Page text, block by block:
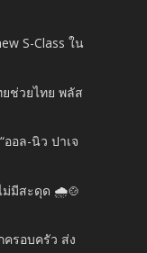
S-Class ใน
ยช่วยไทย พลัส
อล-นิว ปาเจ
ม่มีสะดุด 🌧️🍲
รอบครัว ส่ง